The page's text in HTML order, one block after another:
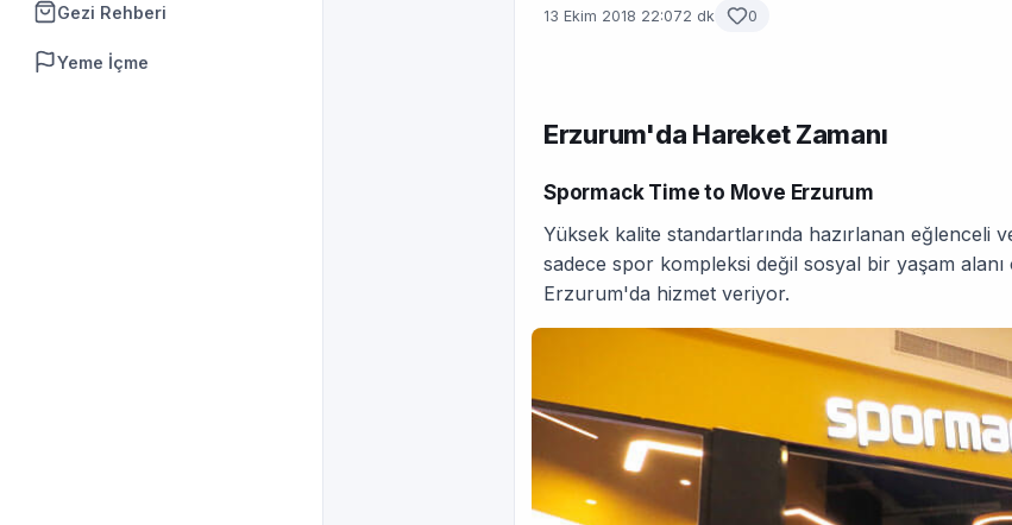
Gezi Rehberi
Yeme İçme
13 Ekim 2018 22:072 dk 0
Erzurum'da Hareket Zamanı
Spormack Time to Move Erzurum
Yüksek kalite standartlarında hazırlanan eğlenceli
sadece spor kompleksi değil sosyal bir yaşam alanı
Erzurum'da hizmet veriyor.